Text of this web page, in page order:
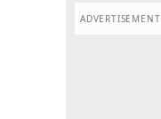
ADVERTISEMENT